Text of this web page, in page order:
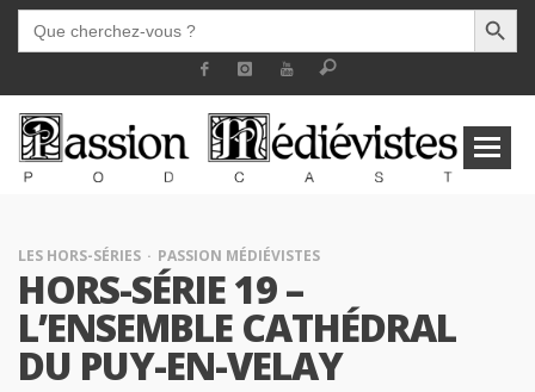
SEARCH
FOR:
SEARCH
LES HORS-SÉRIES PASSION MÉDIÉVISTES
HORS-SÉRIE 19 –
L’ENSEMBLE CATHÉDRAL
DU PUY-EN-VELAY